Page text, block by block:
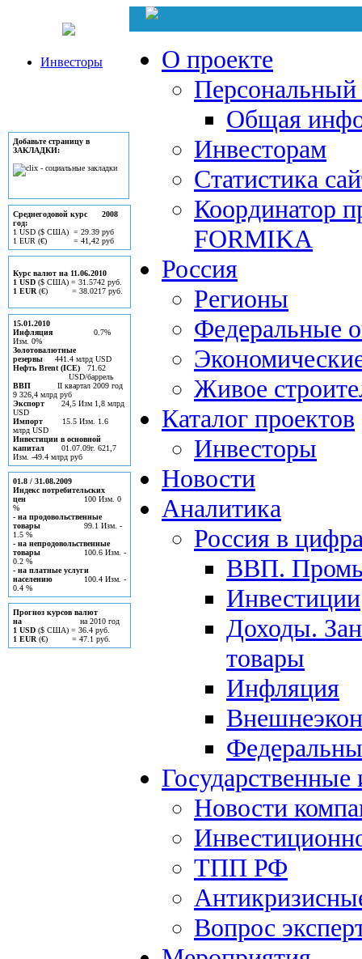
Инвесторы
Добавьте страницу в
ЗАКЛАДКИ:
Среднегодовой курс 2008
год:
1 USD ($ США) = 29.39 руб
1 EUR (€) = 41,42 руб
Курс валют на 11.06.2010
1 USD ($ США) = 31.5742 руб.
1 EUR (€) = 38.0217 руб.
15.01.2010
Инфляция 0.7%
Изм. 0%
Золотовалютные
резервы 441.4 млрд USD
Нефть Brent (ICE) 71.62
USD/баррель
ВВП II квартал 2009 год
9 326,4 млрд руб
Экспорт 24,5 Изм 1,8 млрд
USD
Импорт 15.5 Изм. 1.6
млрд USD
Инвестиции в основной
капитал 01.07.09г. 621,7
Изм. -49.4 млрд руб
01.8 / 31.08.2009
Индекс потребительских
цен 100 Изм. 0
%
- на продовольственные
товары 99.1 Изм. -
1.5 %
- на непродовольственные
товары 100.6 Изм. -
0.2 %
- на платные услуги
населению 100.4 Изм. -
0.4 %
Прогноз курсов валют
на на 2010 год
1 USD ($ США) = 36.4 руб.
1 EUR (€) = 47.1 руб.
О проекте
Персональный
Общая
Инвесторам
Статистика
Координатор
FORMIKA
Россия
Регионы
Федеральные
Живое
Каталог проектов
Инвесторы
Новости
Аналитика
Россия в
ВВП.
Инвестиции
Доходы.
товары
Инфляция
Новости
ТПП РФ
Вопрос